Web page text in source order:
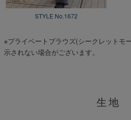
STYLE No.1672
※プライベートブラウズ(シークレットモ
示されない場合がございます。
生地